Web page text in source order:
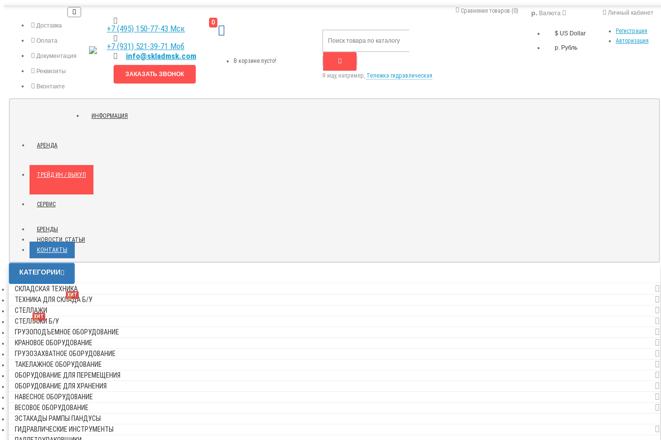
Доставка
Оплата
Документация
Реквизиты
Вконтакте
Я.ДЗЕН
Личный кабинет
Регистрация
Авторизация
р. Валюта
$ US Dollar
р. Рубль
Сравнение товаров (0)
+7 (495) 150-77-43 Мск
+7 (931) 521-39-71 Моб
info@skladmsk.com
ЗАКАЗАТЬ ЗВОНОК
0
В корзине пусто!
Я ищу, например, Тележка гидравлическая
ИНФОРМАЦИЯ
АРЕНДА
ТРЕЙД ИН / ВЫКУП
СЕРВИС
БРЕНДЫ
НОВОСТИ, СТАТЬИ
КОНТАКТЫ
КАТЕГОРИИ
СКЛАДСКАЯ ТЕХНИКА
ХИТ
ТЕХНИКА ДЛЯ СКЛАДА Б/У
СТЕЛЛАЖИ
ХИТ
СТЕЛЛАЖИ Б/У
ГРУЗОПОДЪЕМНОЕ ОБОРУДОВАНИЕ
КРАНОВОЕ ОБОРУДОВАНИЕ
ГРУЗОЗАХВАТНОЕ ОБОРУДОВАНИЕ
ТАКЕЛАЖНОЕ ОБОРУДОВАНИЕ
ОБОРУДОВАНИЕ ДЛЯ ПЕРЕМЕЩЕНИЯ
ОБОРУДОВАНИЕ ДЛЯ ХРАНЕНИЯ
НАВЕСНОЕ ОБОРУДОВАНИЕ
ВЕСОВОЕ ОБОРУДОВАНИЕ
ЭСТАКАДЫ РАМПЫ ПАНДУСЫ
ГИДРАВЛИЧЕСКИЕ ИНСТРУМЕНТЫ